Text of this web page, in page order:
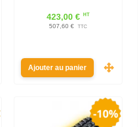
423,00 € HT
507,60 € TTC
Ajouter au panier